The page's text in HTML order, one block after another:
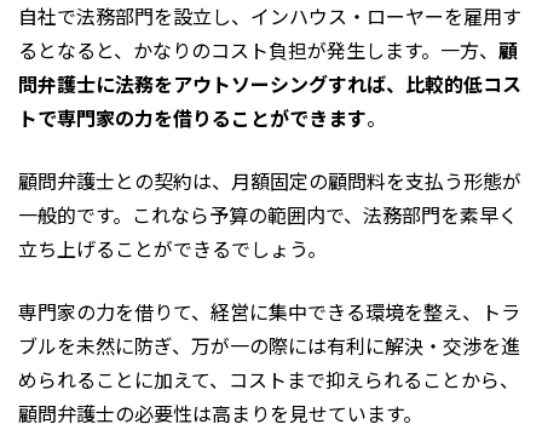
自社で法務部門を設立し、インハウス・ローヤーを雇用す
るとなると、かなりのコスト負担が発生します。一方、 顧
問弁護士に法務をアウトソーシングすれば、比較的低コス
トで専門家の力を借りることができます。
顧問弁護士との契約は、月額固定の顧問料を支払う形態が
一般的です。これなら予算の範囲内で、法務部門を素早く
立ち上げることができるでしょう。
専門家の力を借りて、経営に集中できる環境を整え、トラ
ブルを未然に防ぎ、万が一の際には有利に解決・交渉を進
められることに加えて、コストまで抑えられることから、
顧問弁護士の必要性は高まりを見せています。